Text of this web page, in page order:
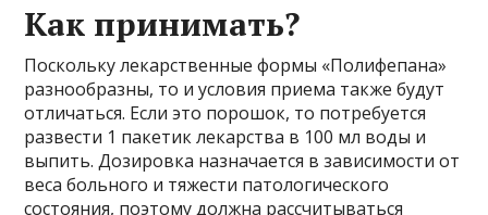
Как принимать?
Поскольку лекарственные формы «Полифепана»
разнообразны, то и условия приема также будут
отличаться. Если это порошок, то потребуется
развести 1 пакетик лекарства в 100 мл воды и
выпить. Дозировка назначается в зависимости от
веса больного и тяжести патологического
состояния, поэтому должна рассчитываться